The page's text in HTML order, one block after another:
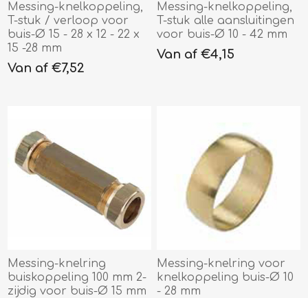
Messing-knelkoppeling,
T-stuk / verloop voor
buis-Ø 15 - 28 x 12 - 22 x
15 -28 mm
Van af €7,52
Messing-knelkoppeling,
T-stuk alle aansluitingen
voor buis-Ø 10 - 42 mm
Van af €4,15
Messing-knelring
buiskoppeling 100 mm 2-
zijdig voor buis-Ø 15 mm
Messing-knelring voor
knelkoppeling buis-Ø 10
- 28 mm